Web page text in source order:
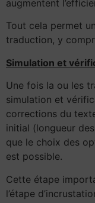
augmentent
Tout cela permet
traduction, y
Simulation et
Une fois la ou les
simulation et
corrections du
initial (longueur
que le choix des
est possible.
Cette étape
l’étape